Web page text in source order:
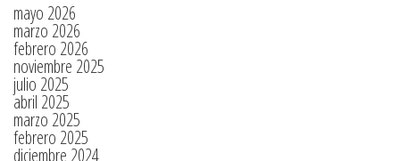
mayo 2026
marzo 2026
febrero 2026
noviembre 2025
julio 2025
abril 2025
marzo 2025
febrero 2025
diciembre 2024